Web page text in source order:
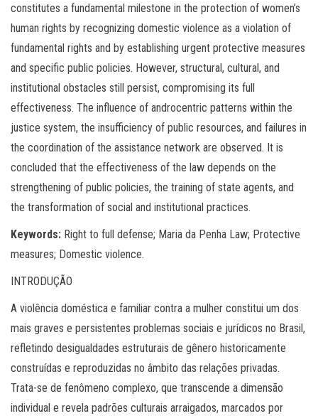
constitutes a fundamental milestone in the protection of women’s
human rights by recognizing domestic violence as a violation of
fundamental rights and by establishing urgent protective measures
and specific public policies. However, structural, cultural, and
institutional obstacles still persist, compromising its full
effectiveness. The influence of androcentric patterns within the
justice system, the insufficiency of public resources, and failures in
the coordination of the assistance network are observed. It is
concluded that the effectiveness of the law depends on the
strengthening of public policies, the training of state agents, and
the transformation of social and institutional practices.
Keywords: Right to full defense; Maria da Penha Law; Protective
measures; Domestic violence.
INTRODUÇÃO
A violência doméstica e familiar contra a mulher constitui um dos
mais graves e persistentes problemas sociais e jurídicos no Brasil,
refletindo desigualdades estruturais de gênero historicamente
construídas e reproduzidas no âmbito das relações privadas.
Trata-se de fenômeno complexo, que transcende a dimensão
individual e revela padrões culturais arraigados, marcados por